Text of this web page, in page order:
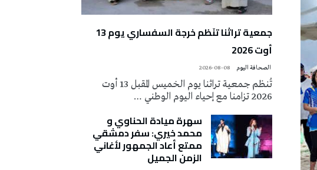
جمعية تراثنا تنَظم خرجة السفساري يوم 13
أوت 2026
2026-08-08
تُنظم جمعية تراثنا يوم الخميس المقبل 13 أوت
2026 تزامنا مع إحياء اليوم الوطني …
سهرة ميادة الحناوي و
محمد خيري: سفر دمشقي
ممتع أعاد الجمهور لأغاني
الزمن الجميل